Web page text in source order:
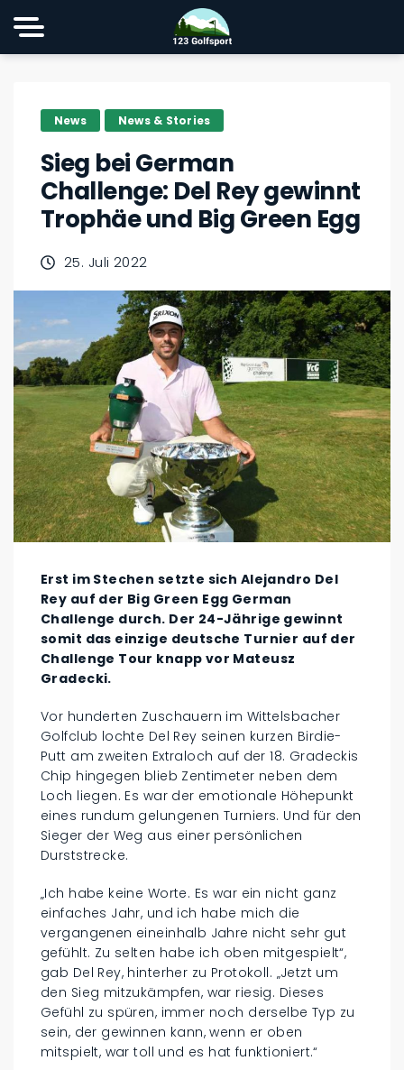
News News & Stories
Sieg bei German
Challenge: Del Rey gewinnt
Trophäe und Big Green Egg
25. Juli 2022
Erst im Stechen setzte sich Alejandro Del
Rey auf der Big Green Egg German
Challenge durch. Der 24-Jährige gewinnt
somit das einzige deutsche Turnier auf der
Challenge Tour knapp vor Mateusz
Gradecki.
Vor hunderten Zuschauern im Wittelsbacher
Golfclub lochte Del Rey seinen kurzen Birdie-
Putt am zweiten Extraloch auf der 18. Gradeckis
Chip hingegen blieb Zentimeter neben dem
Loch liegen. Es war der emotionale Höhepunkt
eines rundum gelungenen Turniers. Und für den
Sieger der Weg aus einer persönlichen
Durststrecke.
„Ich habe keine Worte. Es war ein nicht ganz
einfaches Jahr, und ich habe mich die
vergangenen eineinhalb Jahre nicht sehr gut
gefühlt. Zu selten habe ich oben mitgespielt“,
gab Del Rey, hinterher zu Protokoll. „Jetzt um
den Sieg mitzukämpfen, war riesig. Dieses
Gefühl zu spüren, immer noch derselbe Typ zu
sein, der gewinnen kann, wenn er oben
mitspielt, war toll und es hat funktioniert.“